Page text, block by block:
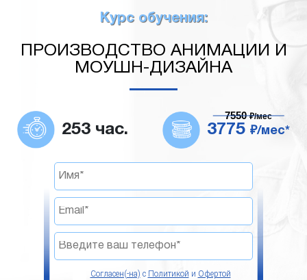
Курс обучения:
ПРОИЗВОДСТВО АНИМАЦИИ И
МОУШН-ДИЗАЙНА
253 час. 3775 ₽/мес*
7550₽/мес
Согласен(-на) с Политикой и Офертой